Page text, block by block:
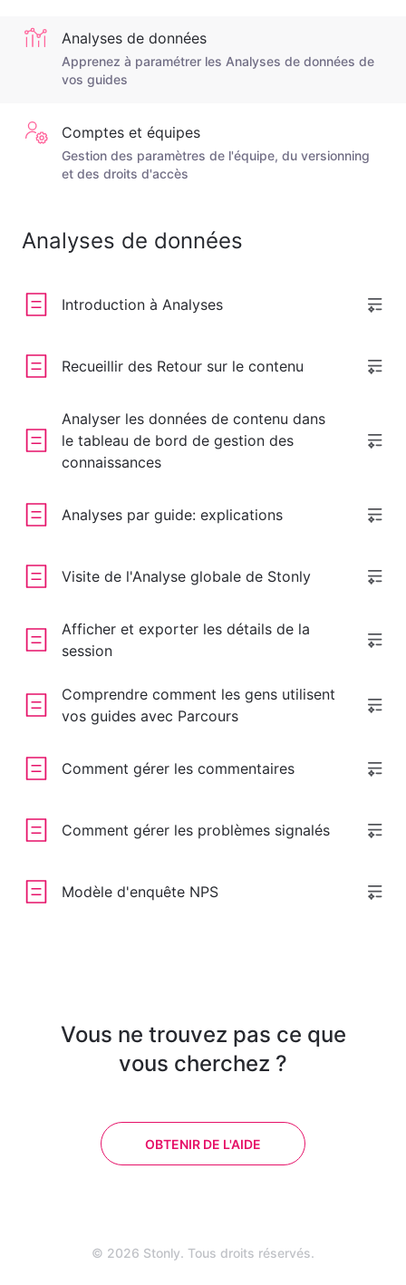
Analyses de données
Apprenez à paramétrer les Analyses de données de
vos guides
Comptes et équipes
Gestion des paramètres de l'équipe, du versionning
et des droits d'accès
Analyses de données
Introduction à Analyses
Recueillir des Retour sur le contenu
Analyser les données de contenu dans
le tableau de bord de gestion des
connaissances
Analyses par guide: explications
Visite de l'Analyse globale de Stonly
Afficher et exporter les détails de la
session
Comprendre comment les gens utilisent
vos guides avec Parcours
Comment gérer les commentaires
Comment gérer les problèmes signalés
Modèle d'enquête NPS
Vous ne trouvez pas ce que
vous cherchez ?
OBTENIR DE L'AIDE
© 2026 Stonly. Tous droits réservés.